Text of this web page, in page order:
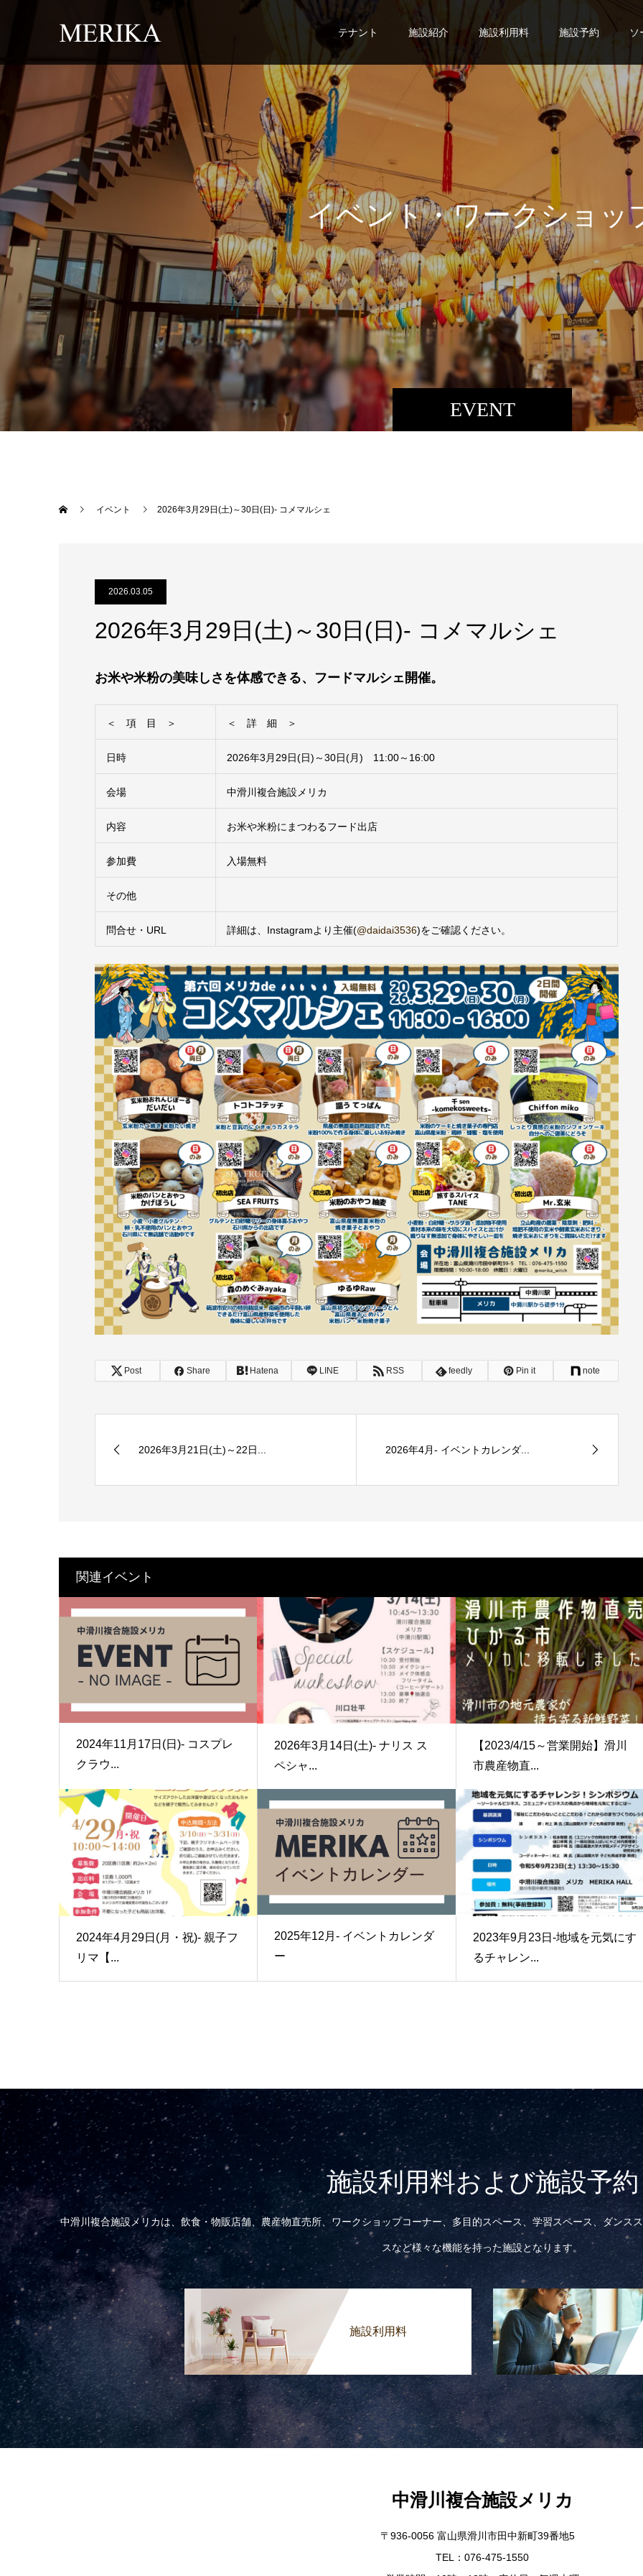
テナント 施設紹介 施設利用料 施設予約 ソ
EVENT
イベント・ワークショ ッ
交流会・教室・
イベント 2026年3月29日(土)～30日(日)- コメマルシェ
2026.03.05
2026年3月29日(土)～30日(日)- コメマルシェ
お米や米粉の美味しさを体感できる、フードマルシェ開催。
＜ 項 目 ＞ ＜ 詳 細 ＞
日時 2026年3月29日(日)～30日(月) 11:00～16:00
会場 中滑川複合施設メリカ
内容 お米や米粉にまつわるフード出店
参加費 入場無料
その他
問合せ・URL 詳細は、Instagramより主催(@daidai3536)をご確認ください。
Post Share Hatena LINE RSS feedly Pin it note
2026年3月21日(土)～22日... 2026年4月- イベントカレンダ...
関連イベント
2024年11月17日(日)- コスプレ
クラウ...
2026年3月14日(土)- ナリス ス
ペシャ...
【2023/4/15～営業開始】滑川
市農産物直...
2024年4月29日(月・祝)- 親子フ
リマ【...
2025年12月- イベントカレンダ
ー
2023年9月23日-地域を元気にす
るチャレン...
施設利用料および施設予約
中滑川複合施設メリカは、飲食・物販店舗、農産物直売所、ワークショップコーナー、多目的スペース、学習スペース、ダンス
スなど様々な機能を持った施設となります。
施設利用料
中滑川複合施設メリカ
〒936-0056 富山県滑川市田中新町39番地5
TEL：076-475-1550